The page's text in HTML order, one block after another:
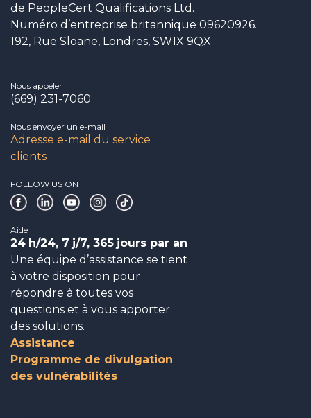
de PeopleCert Qualifications Ltd.
Numéro d’entreprise britannique 09620926.
192, Rue Sloane, Londres, SW1X 9QX
Nous appeler
(669) 231-7060
Nous envoyer un e-mail
Adresse e-mail du service
clients
FOLLOW US ON
Aide
24 h/24, 7 j/7, 365 jours par an
Une équipe d’assistance se tient
à votre disposition pour
répondre à toutes vos
questions et à vous apporter
des solutions.
Assistance
Programme de divulgation
des vulnérabilités